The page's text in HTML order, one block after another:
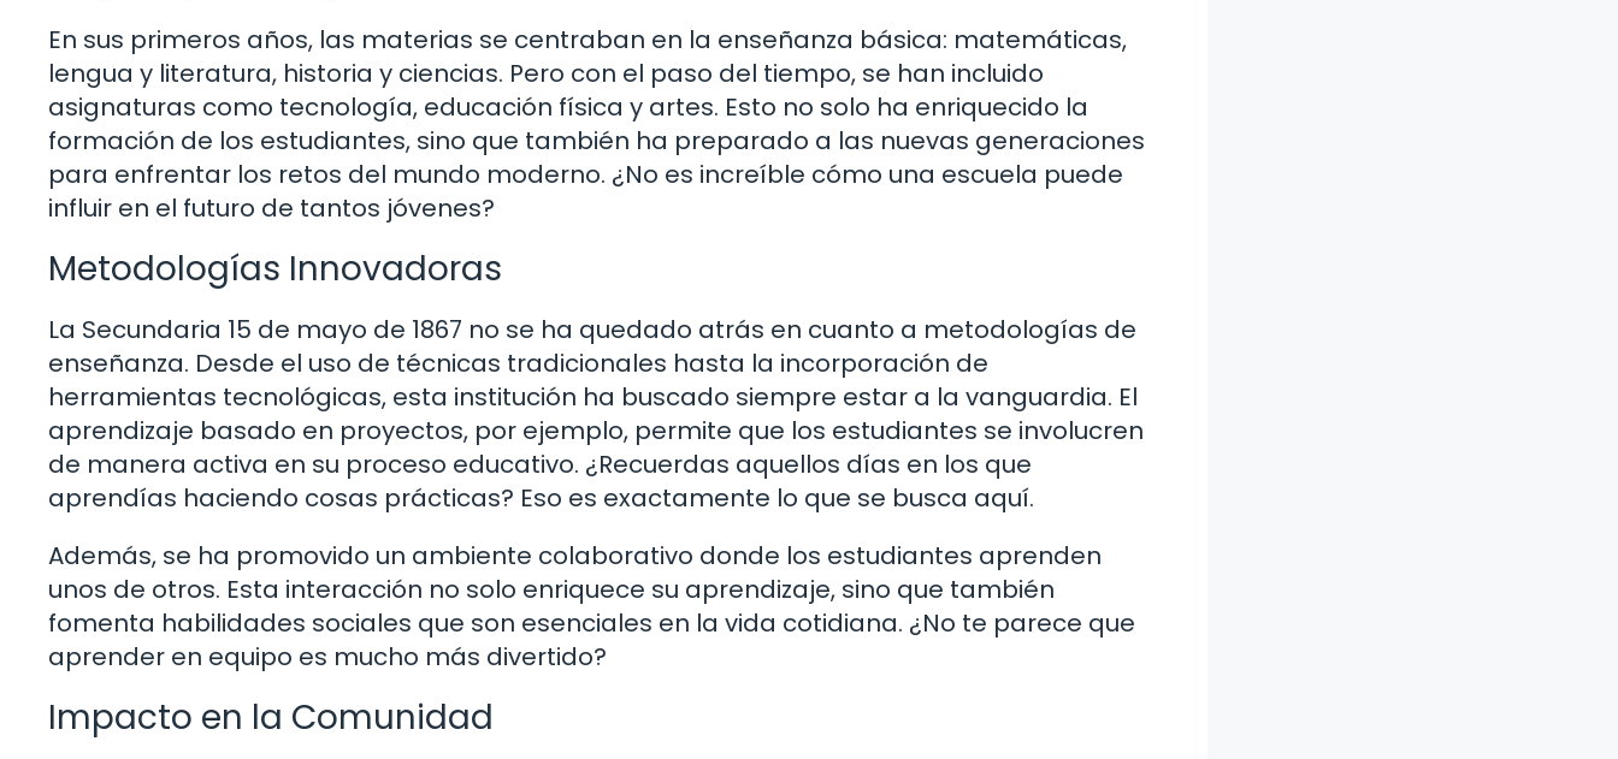
En sus primeros años, las materias se centraban en la enseñanza básica: matemáticas,
lengua y literatura, historia y ciencias. Pero con el paso del tiempo, se han incluido
asignaturas como tecnología, educación física y artes. Esto no solo ha enriquecido la
formación de los estudiantes, sino que también ha preparado a las nuevas generaciones
para enfrentar los retos del mundo moderno. ¿No es increíble cómo una escuela puede
influir en el futuro de tantos jóvenes?
Metodologías Innovadoras
La Secundaria 15 de mayo de 1867 no se ha quedado atrás en cuanto a metodologías de
enseñanza. Desde el uso de técnicas tradicionales hasta la incorporación de
herramientas tecnológicas, esta institución ha buscado siempre estar a la vanguardia. El
aprendizaje basado en proyectos, por ejemplo, permite que los estudiantes se involucren
de manera activa en su proceso educativo. ¿Recuerdas aquellos días en los que
aprendías haciendo cosas prácticas? Eso es exactamente lo que se busca aquí.
Además, se ha promovido un ambiente colaborativo donde los estudiantes aprenden
unos de otros. Esta interacción no solo enriquece su aprendizaje, sino que también
fomenta habilidades sociales que son esenciales en la vida cotidiana. ¿No te parece que
aprender en equipo es mucho más divertido?
Impacto en la Comunidad